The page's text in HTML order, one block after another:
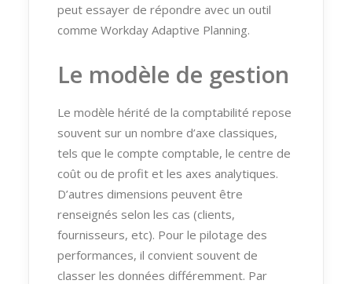
peut essayer de répondre avec un outil
comme Workday Adaptive Planning.
Le modèle de gestion
Le modèle hérité de la comptabilité repose
souvent sur un nombre d’axe classiques,
tels que le compte comptable, le centre de
coût ou de profit et les axes analytiques.
D’autres dimensions peuvent être
renseignés selon les cas (clients,
fournisseurs, etc). Pour le pilotage des
performances, il convient souvent de
classer les données différemment. Par